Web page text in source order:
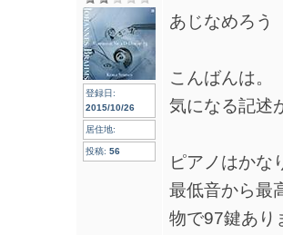
登録日:
2015/10/26
居住地:
投稿: 56
あじなめろ
こんばんは。
気になる記述
ピアノはかな
最低音から最
物で97鍵あり